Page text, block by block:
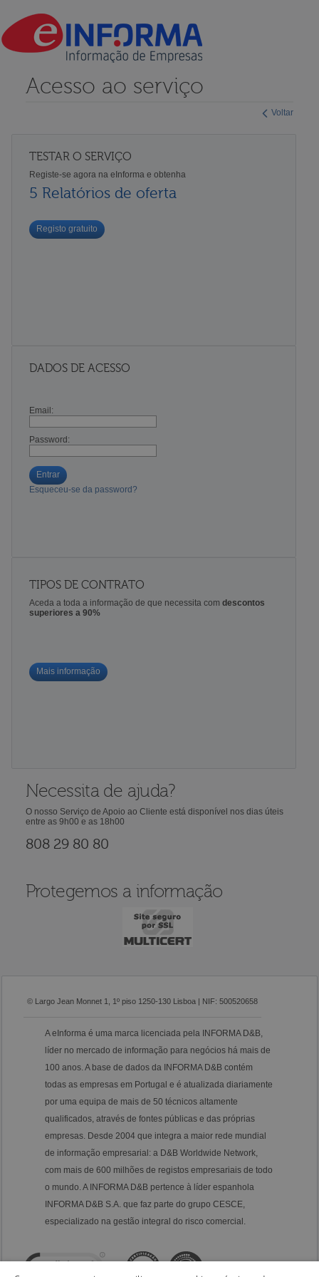
Voltar
Acesso ao serviço
TESTAR O SERVIÇO
Registe-se agora na eInforma e obtenha
5 Relatórios de oferta
Registo gratuito
DADOS DE ACESSO
Email:
Password:
Entrar
Esqueceu-se da password?
TIPOS DE CONTRATO
Aceda a toda a informação de que necessita com descontos
superiores a 90%
Mais informação
Necessita de ajuda?
O nosso Serviço de Apoio ao Cliente está disponível nos dias úteis
entre as 9h00 e as 18h00
808 29 80 80
Protegemos a informação
© Largo Jean Monnet 1, 1º piso 1250-130 Lisboa | NIF: 500520658
A eInforma é uma marca licenciada pela INFORMA D&B,
líder no mercado de informação para negócios há mais de
100 anos. A base de dados da INFORMA D&B contém
todas as empresas em Portugal e é atualizada diariamente
por uma equipa de mais de 50 técnicos altamente
qualificados, através de fontes públicas e das próprias
empresas. Desde 2004 que integra a maior rede mundial
de informação empresarial: a D&B Worldwide Network,
com mais de 600 milhões de registos empresariais de todo
o mundo. A INFORMA D&B pertence à líder espanhola
INFORMA D&B S.A. que faz parte do grupo CESCE,
especializado na gestão integral do risco comercial.